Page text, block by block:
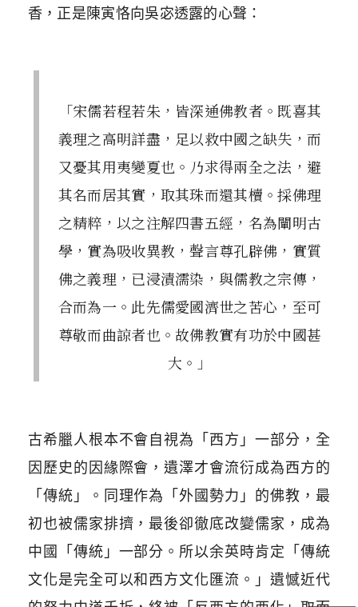
香，正是陳寅恪向吳宓透露的心聲：
「宋儒若程若朱，皆深通佛教者。既喜其
義理之高明詳盡，足以救中國之缺失，而
又憂其用夷變夏也。乃求得兩全之法，避
其名而居其實，取其珠而還其櫝。採佛理
之精粹，以之注解四書五經，名為闡明古
學，實為吸收異教，聲言尊孔辟佛，實質
佛之義理，已浸漬濡染，與儒教之宗傳，
合而為一。此先儒愛國濟世之苦心，至可
尊敬而曲諒者也。故佛教實有功於中國甚
大。」
古希臘人根本不會自視為「西方」一部分，全
因歷史的因緣際會，遺澤才會流衍成為西方的
「傳統」。同理作為「外國勢力」的佛教，最
初也被儒家排擠，最後卻徹底改變儒家，成為
中國「傳統」一部分。所以余英時肯定「傳統
文化是完全可以和西方文化匯流。」遺憾近代